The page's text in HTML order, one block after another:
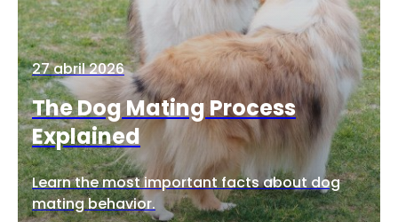
27 abril 2026
The Dog Mating Process
Explained
Learn the most important facts about dog
mating behavior.